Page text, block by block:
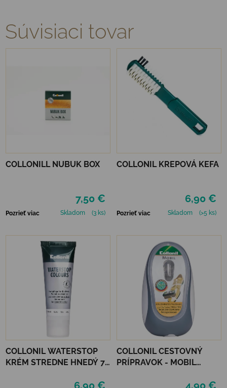
Súvisiaci tovar
COLLONILL NUBUK BOX
7,50 €
Pozrieť viac Skladom (3 ks)
COLLONIL KREPOVÁ KEFA
6,90 €
Pozrieť viac Skladom (>5 ks)
COLLONIL WATERSTOP
KRÉM STREDNE HNEDÝ 75
6,90 €
COLLONIL CESTOVNÝ
PRÍPRAVOK - MOBIL
4,90 €